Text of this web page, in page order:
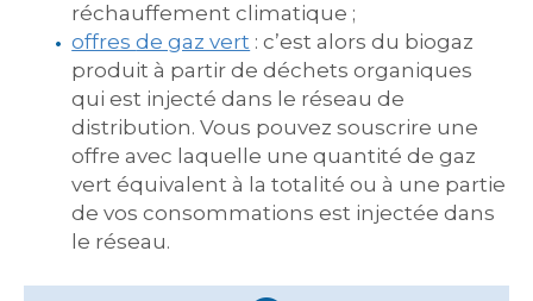
réchauffement climatique ;
offresde gaz vert : c’est alors du biogaz
produit à partir de déchets organiques
qui est injecté dans le réseau de
distribution. Vous pouvez souscrire une
offre avec laquelle une quantité de gaz
vert équivalent à la totalité ou à une partie
de vos consommations est injectée dans
le réseau.